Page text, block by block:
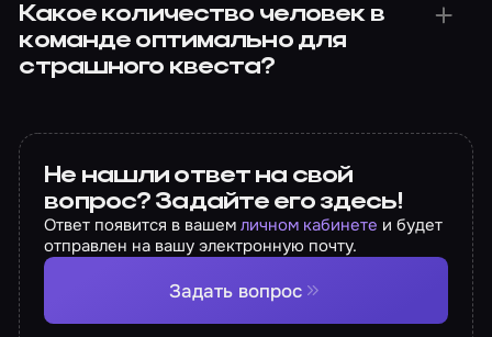
Какое количество человек в
команде оптимально для
страшного квеста?
Не нашли ответ на свой
вопрос? Задайте его здесь!
Ответ появится в вашемличном кабинете и будет
отправлен на вашу электронную почту.
Задать вопрос